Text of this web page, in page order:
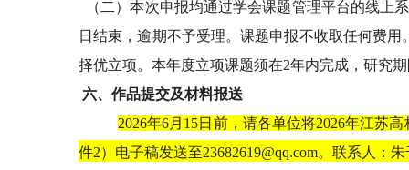
（二）本次申报均通过学会课题管理平台的线上
日结束，逾期不予受理。课题申报不收取任何费
择优立项。本年度立项课题须在2年内完成，研究
六、作品提交及材料报送
2026年6月15日前，请各单位将2026年江苏
件2）电子稿发送至23682619@qq.com。联系人：